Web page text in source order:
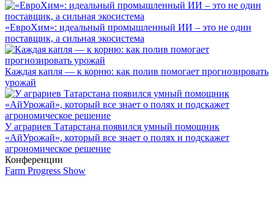
«ЕвроХим»: идеальный промышленный ИИ – это не один
поставщик, а сильная экосистема
Каждая капля — к корню: как полив помогает прогнозировать
урожай
У аграриев Татарстана появился умный помощник
«АйУрожай», который все знает о полях и подскажет
агрономическое решение
Конференции
Farm Progress Show